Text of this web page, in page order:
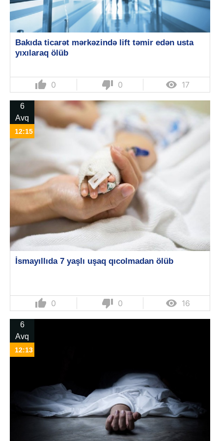
Bakıda ticarət mərkəzində lift təmir edən usta
yıxılaraq ölüb
thumb_up 0 thumb_down 0  17
6
Avq
12:15
İsmayıllıda 7 yaşlı uşaq qıcolmadan ölüb
thumb_up 0 thumb_down 0  16
6
Avq
12:13